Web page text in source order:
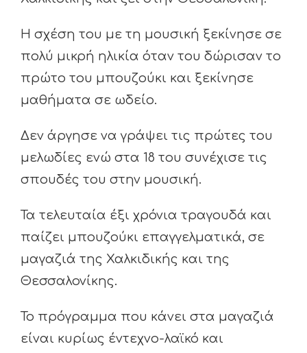
Η σχέση του με τη μουσική ξεκίνησε σε
πολύ μικρή ηλικία όταν του δώρισαν το
πρώτο του μπουζούκι και ξεκίνησε
μαθήματα σε ωδείο.
Δεν άργησε να γράψει τις πρώτες του
μελωδίες ενώ στα 18 του συνέχισε τις
σπουδές του στην μουσική.
Τα τελευταία έξι χρόνια τραγουδά και
παίζει μπουζούκι επαγγελματικά, σε
μαγαζιά της Χαλκιδικής και της
Θεσσαλονίκης.
Το πρόγραμμα που κάνει στα μαγαζιά
είναι κυρίως έντεχνο-λαϊκό και